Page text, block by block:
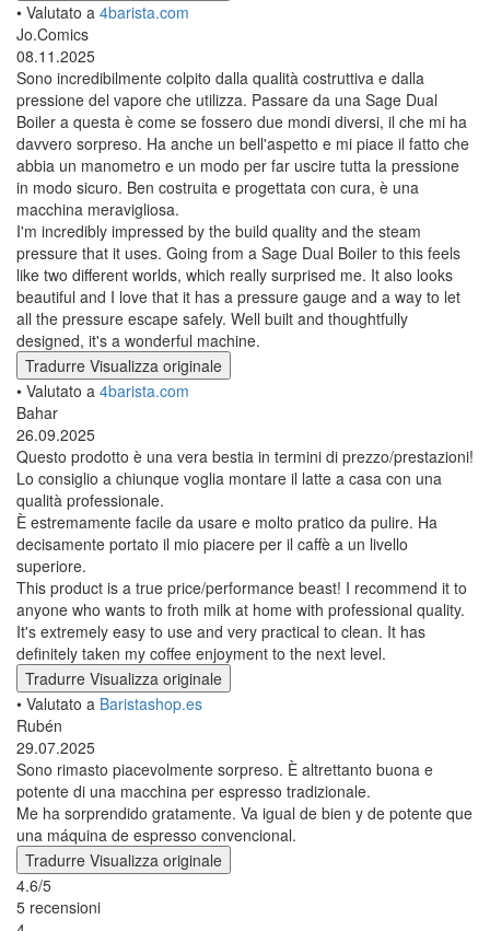
• Valutato a 4barista.com
Jo.Comics
08.11.2025
Sono incredibilmente colpito dalla qualità costruttiva e dalla
pressione del vapore che utilizza. Passare da una Sage Dual
Boiler a questa è come se fossero due mondi diversi, il che mi ha
davvero sorpreso. Ha anche un bell'aspetto e mi piace il fatto che
abbia un manometro e un modo per far uscire tutta la pressione
in modo sicuro. Ben costruita e progettata con cura, è una
macchina meravigliosa.
I'm incredibly impressed by the build quality and the steam
pressure that it uses. Going from a Sage Dual Boiler to this feels
like two different worlds, which really surprised me. It also looks
beautiful and I love that it has a pressure gauge and a way to let
all the pressure escape safely. Well built and thoughtfully
designed, it's a wonderful machine.
Tradurre Visualizza originale
• Valutato a 4barista.com
Bahar
26.09.2025
Questo prodotto è una vera bestia in termini di prezzo/prestazioni!
Lo consiglio a chiunque voglia montare il latte a casa con una
qualità professionale.
È estremamente facile da usare e molto pratico da pulire. Ha
decisamente portato il mio piacere per il caffè a un livello
superiore.
This product is a true price/performance beast! I recommend it to
anyone who wants to froth milk at home with professional quality.
It's extremely easy to use and very practical to clean. It has
definitely taken my coffee enjoyment to the next level.
Tradurre Visualizza originale
• Valutato a Baristashop.es
Rubén
29.07.2025
Sono rimasto piacevolmente sorpreso. È altrettanto buona e
potente di una macchina per espresso tradizionale.
Me ha sorprendido gratamente. Va igual de bien y de potente que
una máquina de espresso convencional.
Tradurre Visualizza originale
4.6/5
5 recensioni